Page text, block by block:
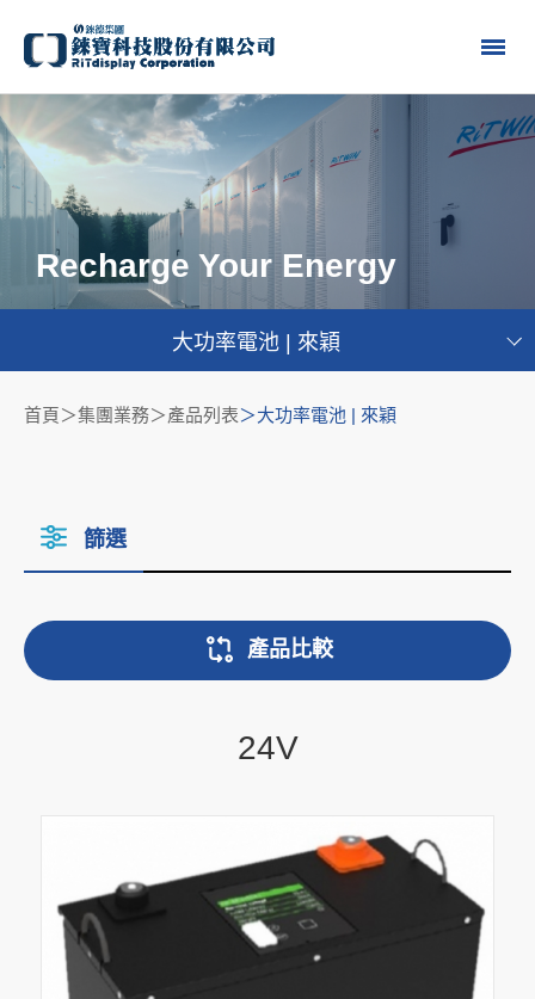
Recharge Your Energy
大功率電池 | 來穎
首頁 集團業務＞產品列表 大功率電池 | 來穎
篩選
產品比較
24V